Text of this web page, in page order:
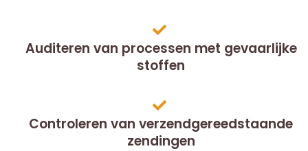
Auditeren van processen met gevaarlijke
stoffen
Controleren van verzendgereedstaande
zendingen